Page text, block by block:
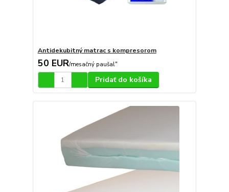
Antidekubitný matrac s kompresorom
50 EUR/mesačný paušal"
Pridať do košíka